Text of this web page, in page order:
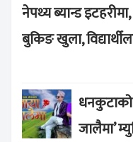
नेपथ्य ब्यान्ड
बुकिङ खुला,
धनकुटाको
जालैमा’